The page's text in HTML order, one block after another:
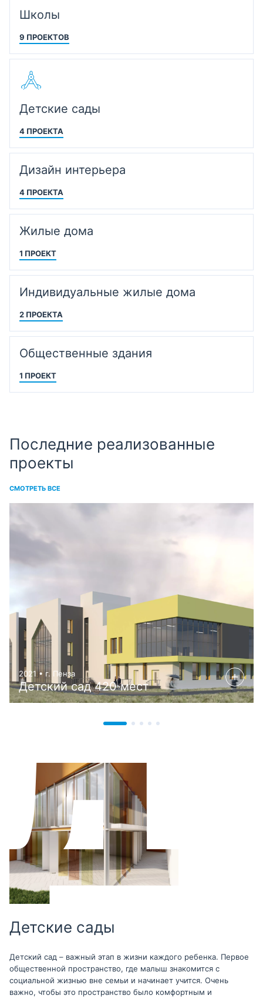
Школы
9 ПРОЕКТОВ
Детские сады
4 ПРОЕКТА
Дизайн интерьера
4 ПРОЕКТА
Жилые дома
1 ПРОЕКТ
Индивидуальные жилые дома
2 ПРОЕКТА
Общественные здания
1 ПРОЕКТ
Последние реализованные
проекты
СМОТРЕТЬ ВСЕ
2021 • г. Пенза
Детский сад 420 мест
Детские сады
Детский сад – важный этап в жизни каждого ребенка. Первое
общественной пространство, где малыш знакомится с
социальной жизнью вне семьи и начинает учится. Очень
важно, чтобы это пространство было комфортным и